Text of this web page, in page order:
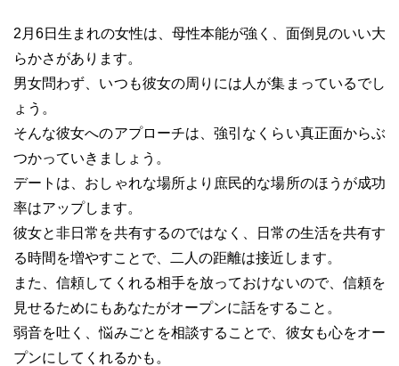
2月6日生まれの女性は、母性本能が強く、面倒見のいい大
らかさがあります。
男女問わず、いつも彼女の周りには人が集まっているでし
ょう。
そんな彼女へのアプローチは、強引なくらい真正面からぶ
つかっていきましょう。
デートは、おしゃれな場所より庶民的な場所のほうが成功
率はアップします。
彼女と非日常を共有するのではなく、日常の生活を共有す
る時間を増やすことで、二人の距離は接近します。
また、信頼してくれる相手を放っておけないので、信頼を
見せるためにもあなたがオープンに話をすること。
弱音を吐く、悩みごとを相談することで、彼女も心をオー
プンにしてくれるかも。